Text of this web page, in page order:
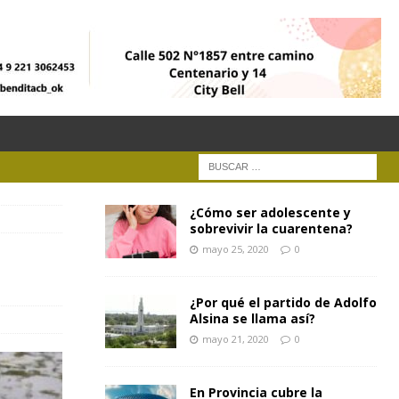
¿Cómo ser adolescente y
sobrevivir la cuarentena?
mayo 25, 2020 0
¿Por qué el partido de Adolfo
Alsina se llama así?
mayo 21, 2020 0
En Provincia cubre la